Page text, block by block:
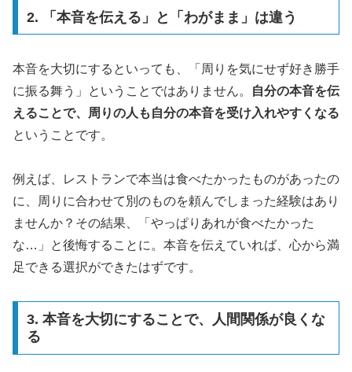
2. 「本音を伝える」と「わがまま」は違う
本音を大切にするといっても、「周りを気にせず好き勝手
に振る舞う」ということではありません。
自分の本音を伝
えることで、周りの人も自分の本音を受け入れやすくなる
ということです。
例えば、レストランで本当は食べたかったものがあったの
に、周りに合わせて別のものを頼んでしまった経験はあり
ませんか？その結果、「やっぱりあれが食べたかった
な…」と後悔することに。本音を伝えていれば、心から満
足できる選択ができたはずです。
3. 本音を大切にすることで、人間関係が良くな
る